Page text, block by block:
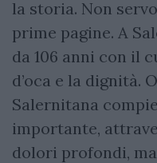
la storia. Non
prime pagine. A
da 106 anni con il
d’oca e la dignità.
Salernitana
importante,
dolori profondi,